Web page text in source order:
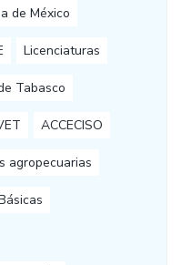
de México
Licenciaturas
Tabasco
ACCECISO
agropecuarias